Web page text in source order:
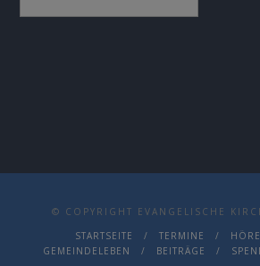
© COPYRIGHT EVANGELISCHE
STARTSEITE
TERMINE
GEMEINDELEBEN
BEITRÄGE